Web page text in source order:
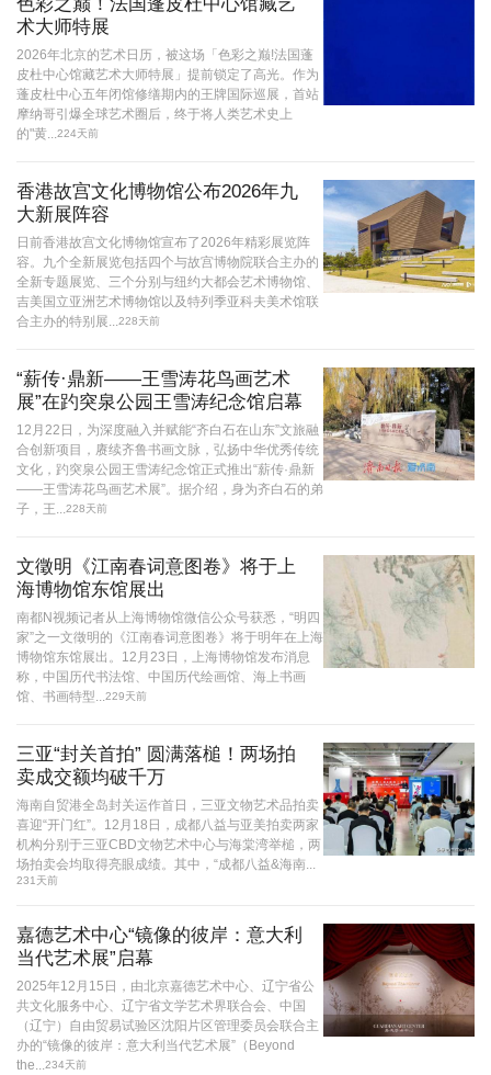
术大师特展
2026年北京的艺术日历，被这场「色彩之巅!法国蓬
皮杜中心馆藏艺术大师特展」提前锁定了高光。作为
蓬皮杜中心五年闭馆修缮期内的王牌国际巡展，首站
摩纳哥引爆全球艺术圈后，终于将人类艺术史上
的"黄...
224天前
香港故宫文化博物馆公布2026年九
大新展阵容
日前香港故宫文化博物馆宣布了2026年精彩展览阵
容。九个全新展览包括四个与故宫博物院联合主办的
全新专题展览、三个分别与纽约大都会艺术博物馆、
吉美国立亚洲艺术博物馆以及特列季亚科夫美术馆联
合主办的特别展...
228天前
“薪传·鼎新——王雪涛花鸟画艺术
展”在趵突泉公园王雪涛纪念馆启幕
12月22日，为深度融入并赋能“齐白石在山东”文旅融
合创新项目，赓续齐鲁书画文脉，弘扬中华优秀传统
文化，趵突泉公园王雪涛纪念馆正式推出“薪传·鼎新
——王雪涛花鸟画艺术展”。据介绍，身为齐白石的弟
子，王...
228天前
文徵明《江南春词意图卷》将于上
海博物馆东馆展出
南都N视频记者从上海博物馆微信公众号获悉，“明四
家”之一文徵明的《江南春词意图卷》将于明年在上海
博物馆东馆展出。12月23日，上海博物馆发布消息
称，中国历代书法馆、中国历代绘画馆、海上书画
馆、书画特型...
229天前
三亚“封关首拍” 圆满落槌！两场拍
卖成交额均破千万
海南自贸港全岛封关运作首日，三亚文物艺术品拍卖
喜迎“开门红”。12月18日，成都八益与亚美拍卖两家
机构分别于三亚CBD文物艺术中心与海棠湾举槌，两
场拍卖会均取得亮眼成绩。其中，“成都八益&海南...
231天前
嘉德艺术中心“镜像的彼岸：意大利
当代艺术展”启幕
2025年12月15日，由北京嘉德艺术中心、辽宁省公
共文化服务中心、辽宁省文学艺术界联合会、中国
（辽宁）自由贸易试验区沈阳片区管理委员会联合主
办的“镜像的彼岸：意大利当代艺术展”（Beyond
the...
234天前